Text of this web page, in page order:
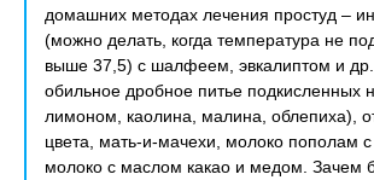
домашних методах лечения простуд –
(можно делать, когда температура не
выше 37,5) с шалфеем, эвкалиптом и др.
обильное дробное питье подкисленных
лимоном, каолина, малина, облепиха),
цвета, мать-и-мачехи, молоко пополам
молоко с маслом какао и медом. Зачем